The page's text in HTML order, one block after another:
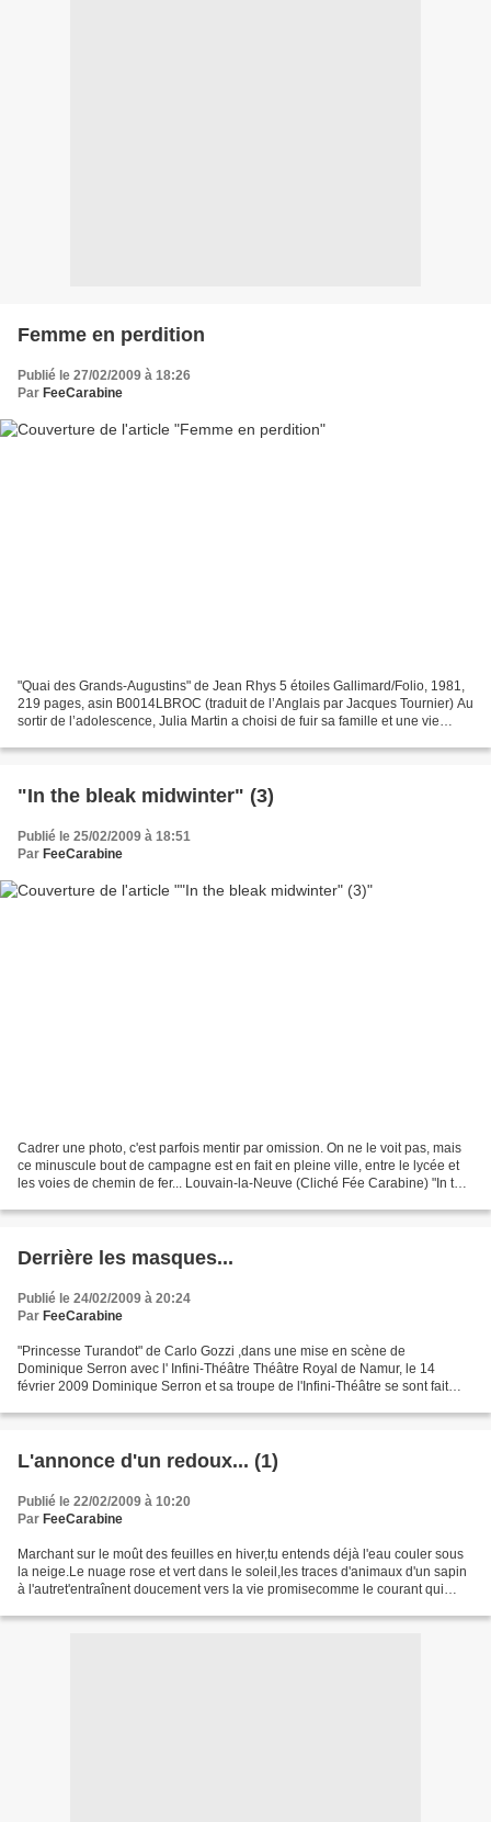
Femme en perdition
Publié le 27/02/2009 à 18:26
Par FeeCarabine
"Quai des Grands-Augustins" de Jean Rhys 5 étoiles Gallimard/Folio, 1981,
219 pages, asin B0014LBROC (traduit de l’Anglais par Jacques Tournier) Au
sortir de l’adolescence, Julia Martin a choisi de fuir sa famille et une vie
"In the bleak midwinter" (3)
Publié le 25/02/2009 à 18:51
Par FeeCarabine
Cadrer une photo, c'est parfois mentir par omission. On ne le voit pas, mais
ce minuscule bout de campagne est en fait en pleine ville, entre le lycée et
les voies de chemin de fer... Louvain-la-Neuve (Cliché Fée Carabine) "In the
Derrière les masques...
Publié le 24/02/2009 à 20:24
Par FeeCarabine
"Princesse Turandot" de Carlo Gozzi ,dans une mise en scène de
Dominique Serron avec l' Infini-Théâtre Théâtre Royal de Namur, le 14
février 2009 Dominique Serron et sa troupe de l'Infini-Théâtre se sont fait
L'annonce d'un redoux... (1)
Publié le 22/02/2009 à 10:20
Par FeeCarabine
Marchant sur le moût des feuilles en hiver,tu entends déjà l'eau couler sous
la neige.Le nuage rose et vert dans le soleil,les traces d'animaux d'un sapin
à l'autret'entraînent doucement vers la vie promisecomme le courant qui